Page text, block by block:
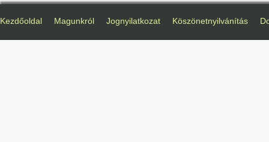
Kezdőoldal Magunkról Jognyilatkozat Köszönetnyilvánítás